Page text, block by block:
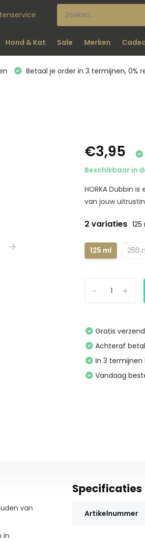
Hond & Kat Sale Merken
Betaal je order in 3 termijnen, 0%
€3,95
Beschikbaar in
HORKA Dubbin
van jouw
2 variaties
125 ml 250
+
-
Gratis
Achteraf
In 3
Vandaag
van
in
Specificaties
Artikelnummer